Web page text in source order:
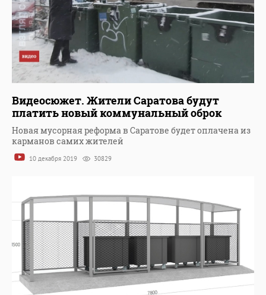
Видеосюжет. Жители Саратова будут
платить новый коммунальный оброк
Новая мусорная реформа в Саратове будет оплачена из
карманов самих жителей
10 декабря 2019 30829